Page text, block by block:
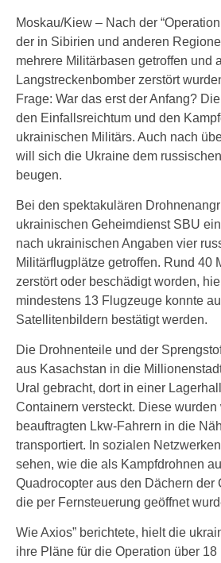
Moskau/Kiew – Nach der
der in Sibirien und anderen
mehrere Militärbasen getroffen und
Langstreckenbomber zerstört
Frage: War das erst der Anfang?
den Einfallsreichtum und den
ukrainischen Militärs. Auch nach
will sich die Ukraine dem
beugen.
Bei den spektakulären
ukrainischen Geheimdienst SBU
nach ukrainischen Angaben vier
Militärflugplätze getroffen. Rund 40
zerstört oder beschädigt worden,
mindestens 13 Flugzeuge konnte
Satellitenbildern bestätigt werden.
Die Drohnenteile und der
aus Kasachstan in die
Ural gebracht, dort in einer
Containern versteckt. Diese wurden
beauftragten Lkw-Fahrern in die
transportiert. In sozialen
sehen, wie die als Kampfdrohnen
Quadrocopter aus den Dächern der
die per Fernsteuerung geöffnet
Wie Axios” berichtete, hielt die
ihre Pläne für die Operation über 18